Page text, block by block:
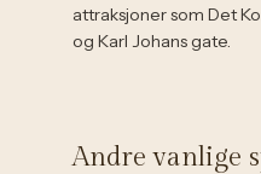
attraksjoner som Det
og Karl Johans gate.
Andre vanlige